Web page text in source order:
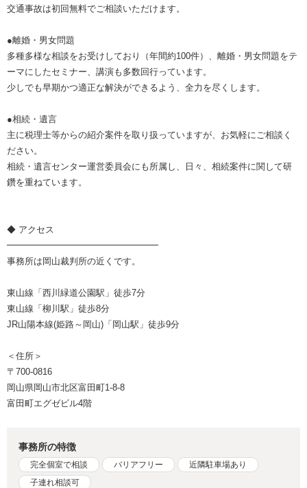
交通事故は初回無料でご相談いただけます。
●離婚・男女問題
多種多様な相談をお受けしており（年間約100件）、離婚・男女問題をテ
ーマにしたセミナー、講演も多数回行っています。
少しでも早期かつ適正な解決ができるよう、全力を尽くします。
●相続・遺言
主に税理士等からの紹介案件を取り扱っていますが、お気軽にご相談く
ださい。
相続・遺言センター運営委員会にも所属し、日々、相続案件に関して研
鑽を重ねています。
◆ アクセス
━━━━━━━━━━━━━━━━━
事務所は岡山裁判所の近くです。
東山線「西川緑道公園駅」徒歩7分
東山線「柳川駅」徒歩8分
JR山陽本線(姫路～岡山)「岡山駅」徒歩9分
＜住所＞
〒700-0816
岡山県岡山市北区富田町1-8-8
富田町エグゼビル4階
事務所の特徴
完全個室で相談 バリアフリー
近隣駐車場あり
子連れ相談可